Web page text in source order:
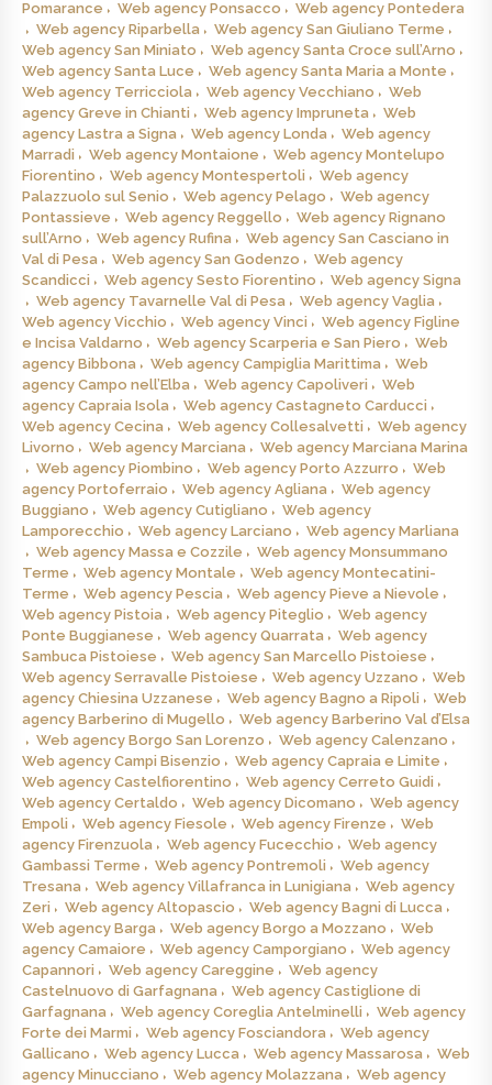
Pomarance
Web agency Ponsacco
Web agency Pontedera
Web agency Riparbella
Web agency San Giuliano Terme
Web agency San Miniato
Web agency Santa Croce sull’Arno
Web agency Santa Luce
Web agency Santa Maria a Monte
Web agency Terricciola
Web agency Vecchiano
Web
agency Greve in Chianti
Web agency Impruneta
Web
agency Lastra a Signa
Web agency Londa
Web agency
Marradi
Web agency Montaione
Web agency Montelupo
Fiorentino
Web agency Montespertoli
Web agency
Palazzuolo sul Senio
Web agency Pelago
Web agency
Pontassieve
Web agency Reggello
Web agency Rignano
sull’Arno
Web agency Rufina
Web agency San Casciano in
Val di Pesa
Web agency San Godenzo
Web agency
Scandicci
Web agency Sesto Fiorentino
Web agency Signa
Web agency Tavarnelle Val di Pesa
Web agency Vaglia
Web agency Vicchio
Web agency Vinci
Web agency Figline
e Incisa Valdarno
Web agency Scarperia e San Piero
Web
agency Bibbona
Web agency Campiglia Marittima
Web
agency Campo nell’Elba
Web agency Capoliveri
Web
agency Capraia Isola
Web agency Castagneto Carducci
Web agency Cecina
Web agency Collesalvetti
Web agency
Livorno
Web agency Marciana
Web agency Marciana Marina
Web agency Piombino
Web agency Porto Azzurro
Web
agency Portoferraio
Web agency Agliana
Web agency
Buggiano
Web agency Cutigliano
Web agency
Lamporecchio
Web agency Larciano
Web agency Marliana
Web agency Massa e Cozzile
Web agency Monsummano
Terme
Web agency Montale
Web agency Montecatini-
Terme
Web agency Pescia
Web agency Pieve a Nievole
Web agency Pistoia
Web agency Piteglio
Web agency
Ponte Buggianese
Web agency Quarrata
Web agency
Sambuca Pistoiese
Web agency San Marcello Pistoiese
Web agency Serravalle Pistoiese
Web agency Uzzano
Web
agency Chiesina Uzzanese
Web agency Bagno a Ripoli
Web
agency Barberino di Mugello
Web agency Barberino Val d’Elsa
Web agency Borgo San Lorenzo
Web agency Calenzano
Web agency Campi Bisenzio
Web agency Capraia e Limite
Web agency Castelfiorentino
Web agency Cerreto Guidi
Web agency Certaldo
Web agency Dicomano
Web agency
Empoli
Web agency Fiesole Web agency Firenze
Web
agency Firenzuola
Web agency Fucecchio
Web agency
Gambassi Terme
Web agency Pontremoli
Web agency
Tresana
Web agency Villafranca in Lunigiana
Web agency
Zeri
Web agency Altopascio
Web agency Bagni di Lucca
Web agency Barga
Web agency Borgo a Mozzano
Web
agency Camaiore
Web agency Camporgiano
Web agency
Capannori
Web agency Careggine
Web agency
Castelnuovo di Garfagnana
Web agency Castiglione di
Garfagnana
Web agency Coreglia Antelminelli
Web agency
Forte dei Marmi
Web agency Fosciandora
Web agency
Gallicano
Web agency Lucca Web agency Massarosa
Web
agency Minucciano
Web agency Molazzana
Web agency